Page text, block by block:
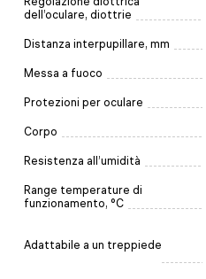
dell’oculare, diottrie
Distanza interpupillare, mm
Messa a fuoco
Protezioni per oculare
Corpo
Resistenza all’umidità
Range temperature di
funzionamento, °C
Adattabile a un treppiede